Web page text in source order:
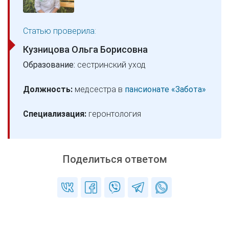
Статью проверила:
Кузницова Ольга Борисовна
Образование: сестринский уход
Должность: медсестра в пансионате «Забота»
Специализация: геронтология
Поделиться ответом